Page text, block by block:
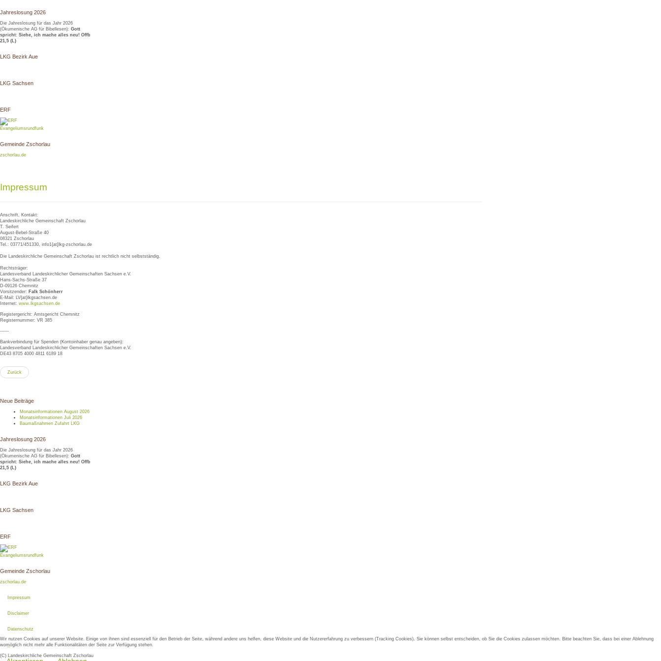
Jahreslosung 2026
Die Jahreslosung für das Jahr 2026
(Ökumenische AG für Bibellesen): Gott
spricht: Siehe, ich mache alles neu! Offb
21,5 (L)
LKG Bezirk Aue
LKG Sachsen
ERF
Evangeliumsrundfunk
Gemeinde Zschorlau
zschorlau.de
Impressum
Anschrift, Kontakt:
Landeskirchliche Gemeinschaft Zschorlau
T. Seifert
August-Bebel-Straße 40
08321 Zschorlau
Tel.: 03771/451330, info1{at]lkg-zschorlau.de
Die Landeskirchliche Gemeinschaft Zschorlau ist rechtlich nicht selbstständig.
Rechtsträger:
Landesverband Landeskirchlicher Gemeinschaften Sachsen e.V.
Hans-Sachs-Straße 37
D-09126 Chemnitz
Vorsitzender: Falk Schönherr
E-Mail: LV{at}lkgsachsen.de
Internet: www.lkgsachsen.de
Registergericht: Amtsgericht Chemnitz
Registernummer: VR 385
------
Bankverbindung für Spenden (Kontoinhaber genau angeben):
Landesverband Landeskirchlicher Gemeinschaften Sachsen e.V.
DE43 8705 4000 4811 6189 18
Zurück
Neue Beiträge
Monatsinformationen August 2026
Monatsinformationen Juli 2026
Baumaßnahmen Zufahrt LKG
Jahreslosung 2026
Die Jahreslosung für das Jahr 2026
(Ökumenische AG für Bibellesen): Gott
spricht: Siehe, ich mache alles neu! Offb
21,5 (L)
LKG Bezirk Aue
LKG Sachsen
ERF
Evangeliumsrundfunk
Gemeinde Zschorlau
zschorlau.de
Impressum
Disclaimer
Datenschutz
_
(C) Landeskirchliche Gemeinschaft Zschorlau
Wir nutzen Cookies auf unserer Website. Einige von ihnen sind essenziell für den Betrieb der Seite, während andere uns helfen, diese Website und die Nutzererfahrung zu verbessern (Tracking Cookies). Sie können selbst entscheiden, ob Sie die Cookies zulassen möchten. Bitte beachten Sie, dass bei einer Ablehnung
womöglich nicht mehr alle Funktionalitäten der Seite zur Verfügung stehen.